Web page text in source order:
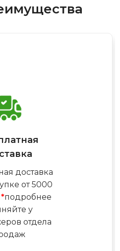
доставка
от 5000
*подробнее
у
отдела